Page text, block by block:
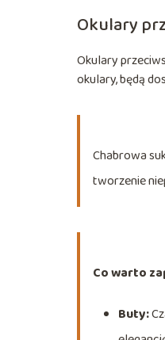
Okulary
Okulary
okulary, będą
Chabrowa
tworzenie
Co warto
Buty: